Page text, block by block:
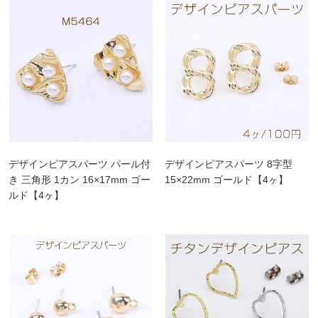
デザインピアスパーツ パール付
き 三角形 1カン 16×17mm ゴー
ルド【4ヶ】
デザインピアスパーツ 8字型
15×22mm ゴールド【4ヶ】